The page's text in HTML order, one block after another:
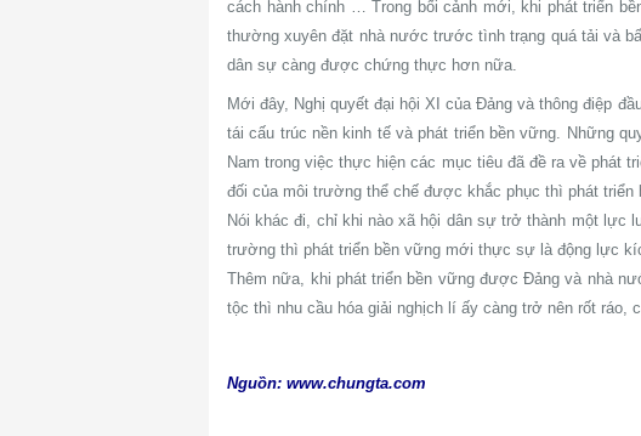
cách hành chính … Trong bối cảnh mới, khi phát triển
thường xuyên đặt nhà nước trước tình trạng quá tải và
dân sự càng được chứng thực hơn nữa.
Mới đây, Nghị quyết đại hội XI của Đảng và thông điệp
tái cấu trúc nền kinh tế và phát triển bền vững. Những
Nam trong việc thực hiện các mục tiêu đã đề ra về phát
đối của môi trường thể chế được khắc phục thì phát
Nói khác đi, chỉ khi nào xã hội dân sự trở thành một lực
trường thì phát triển bền vững mới thực sự là động lực
Thêm nữa, khi phát triển bền vững được Đảng và nhà
tộc thì nhu cầu hóa giải nghịch lí ấy càng trở nên rốt ráo,
Nguồn: www.chungta.com